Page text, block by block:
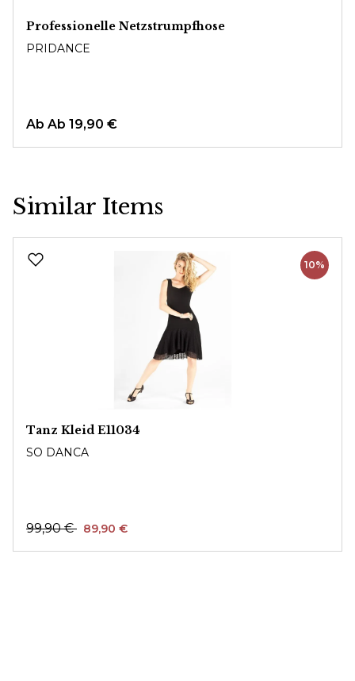
Professionelle Netzstrumpfhose
PRIDANCE
Ab Ab 19,90 €
Similar Items
10%
Tanz Kleid E11034
SO DANCA
99,90 € 89,90 €